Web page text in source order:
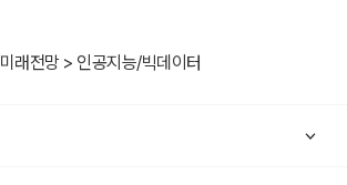
래전망 > 인공지능/빅데이터